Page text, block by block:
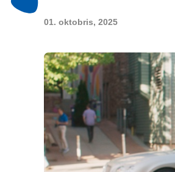
01. oktobris, 2025